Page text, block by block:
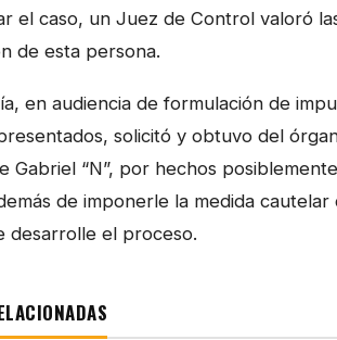
el caso, un Juez de Control valoró
de esta persona.
en audiencia de formulación de
solicitó y obtuvo del
Gabriel “N”, por hechos
de imponerle la medida
desarrolle el proceso.